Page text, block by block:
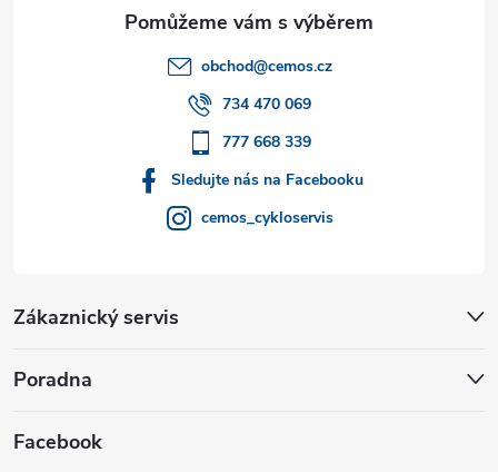
obchod@cemos.cz
734 470 069
777 668 339
Sledujte nás na Facebooku
cemos_cykloservis
Zákaznický servis
Poradna
Facebook